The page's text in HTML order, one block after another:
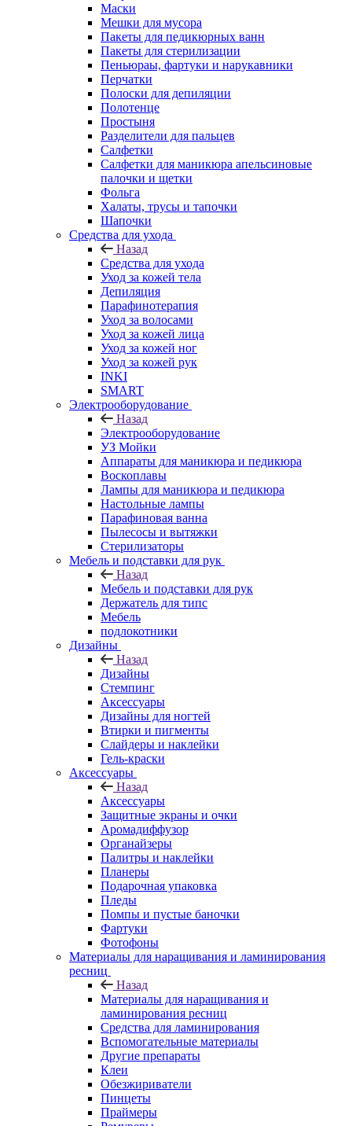
Маски
Мешки для мусора
Пакеты для педикюрных ванн
Пакеты для стерилизации
Пеньюраы, фартуки и нарукавники
Перчатки
Полоски для депиляции
Полотенце
Простыня
Разделители для пальцев
Салфетки
Салфетки для маникюра апельсиновые
палочки и щетки
Фольга
Халаты, трусы и тапочки
Шапочки
Средства для ухода
Назад
Средства для ухода
Уход за кожей тела
Депиляция
Парафинотерапия
Уход за волосами
Уход за кожей лица
Уход за кожей ног
Уход за кожей рук
INKI
SMART
Электрооборудование
Назад
Электрооборудование
УЗ Мойки
Аппараты для маникюра и педикюра
Воскоплавы
Лампы для маникюра и педикюра
Настольные лампы
Парафиновая ванна
Пылесосы и вытяжки
Стерилизаторы
Мебель и подставки для рук
Назад
Мебель и подставки для рук
Держатель для типс
Мебель
подлокотники
Дизайны
Назад
Дизайны
Стемпинг
Аксессуары
Дизайны для ногтей
Втирки и пигменты
Слайдеры и наклейки
Гель-краски
Аксессуары
Назад
Аксессуары
Защитные экраны и очки
Аромадиффузор
Органайзеры
Палитры и наклейки
Планеры
Подарочная упаковка
Пледы
Помпы и пустые баночки
Фартуки
Фотофоны
Материалы для наращивания и ламинирования
ресниц
Назад
Материалы для наращивания и
ламинирования ресниц
Средства для ламинирования
Вспомогательные материалы
Другие препараты
Клеи
Обезжириватели
Пинцеты
Праймеры